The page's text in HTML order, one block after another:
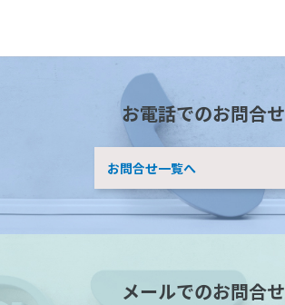
お電話でのお問合せ
お問合せ一覧へ
メールでのお問合せ